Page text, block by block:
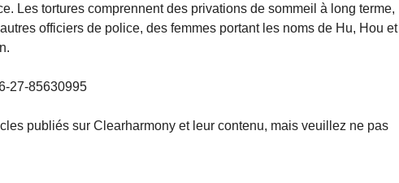
Les tortures comprennent des privations de sommeil à long terme,
officiers de police, des femmes portant les noms de Hu, Hou et
27-85630995
publiés sur Clearharmony et leur contenu, mais veuillez ne pas